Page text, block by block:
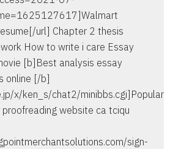
url] Chapter 2 thesis
How to write i care Essay
[b]Best analysis essay
online [/b]
x/ken_s/chat2/minibbs.cgi]Popular
website ca tciqu
sign-